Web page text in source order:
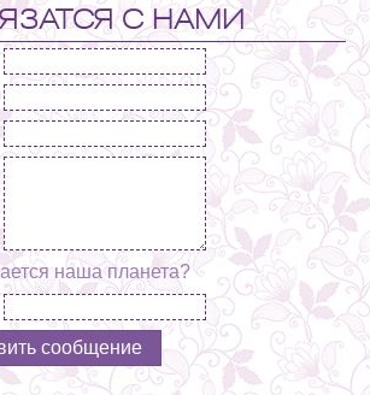
С НАМИ
наша планета?